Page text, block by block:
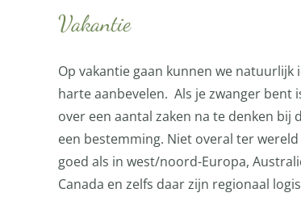
Vakantie
Op vakantie gaan kunnen we natuurlijk
harte aanbevelen. Als je zwanger bent
over een aantal zaken na te denken bij
een bestemming. Niet overal ter
goed als in west/noord-Europa,
Canada en zelfs daar zijn regionaal